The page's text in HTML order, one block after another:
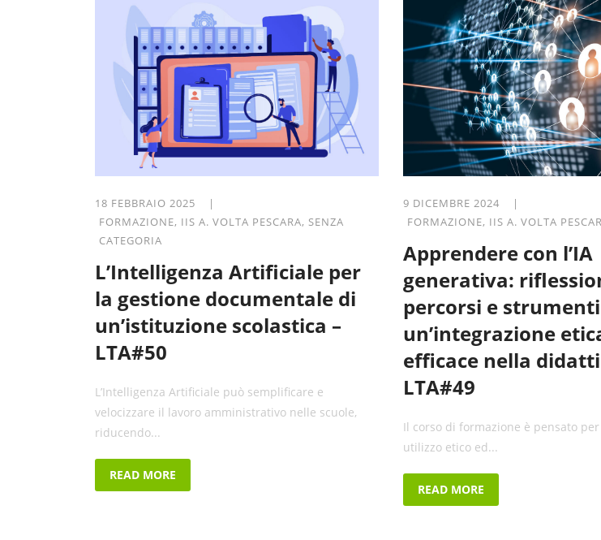
18 FEBBRAIO 2025 |
FORMAZIONE, IIS A. VOLTA PESCARA, SENZA
CATEGORIA
L’Intelligenza Artificiale per
la gestione documentale di
un’istituzione scolastica –
LTA#50
L’Intelligenza Artificiale può semplificare e
velocizzare il lavoro amministrativo nelle scuole,
riducendo...
READ MORE
9 DICEMBRE 2024 |
FORMAZIONE, IIS A. VOLTA
Apprendere con l’IA
generativa:
percorsi e
un’integrazione
efficace nella
LTA#49
Il corso di formazione è pensato
utilizzo etico ed...
READ MORE